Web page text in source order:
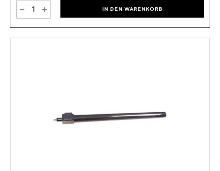
- + IN DEN WARENKORB